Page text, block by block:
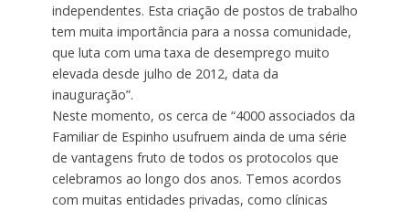
independentes. Esta criação de postos de trabalho
tem muita importância para a nossa comunidade,
que luta com uma taxa de desemprego muito
elevada desde julho de 2012, data da
inauguração”.
Neste momento, os cerca de “4000 associados da
Familiar de Espinho usufruem ainda de uma série
de vantagens fruto de todos os protocolos que
celebramos ao longo dos anos. Temos acordos
com muitas entidades privadas, como clínicas